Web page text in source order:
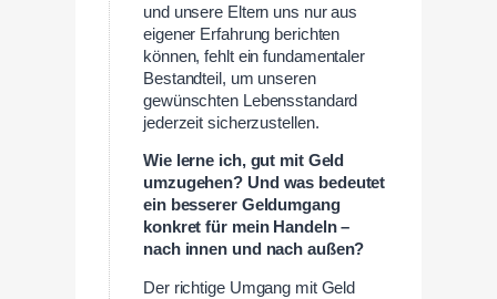
und unsere Eltern uns nur aus
eigener Erfahrung berichten
können, fehlt ein fundamentaler
Bestandteil, um unseren
gewünschten Lebensstandard
jederzeit sicherzustellen.
Wie lerne ich, gut mit Geld
umzugehen? Und was bedeutet
ein besserer Geldumgang
konkret für mein Handeln –
nach innen und nach außen?
Der richtige Umgang mit Geld